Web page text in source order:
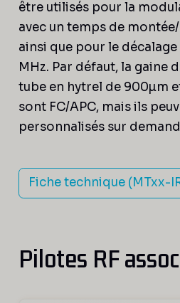
être utilisés pour la
avec un temps de
ainsi que pour le
MHz. Par défaut, la gaine
tube en hytrel de 900µm
sont FC/APC, mais ils
personnalisés sur
Fiche technique (MTxx-
Pilotes RF